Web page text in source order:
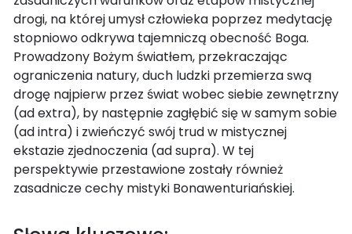
drogi, na której umysł człowieka poprzez medytację
stopniowo odkrywa tajemniczą obecność Boga.
Prowadzony Bożym światłem, przekraczając
ograniczenia natury, duch ludzki przemierza swą
drogę najpierw przez świat wobec siebie zewnętrzny
(ad extra), by następnie zagłębić się w samym sobie
(ad intra) i zwieńczyć swój trud w mistycznej
ekstazie zjednoczenia (ad supra). W tej
perspektywie przestawione zostały również
zasadnicze cechy mistyki Bonawenturiańskiej.